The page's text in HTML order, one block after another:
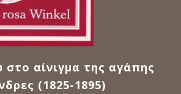
αίνιγμα της αγάπης
(1825-1895)